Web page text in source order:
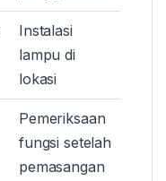
Instalasi
lampu di
lokasi
Pemeriksaan
fungsi setelah
pemasangan